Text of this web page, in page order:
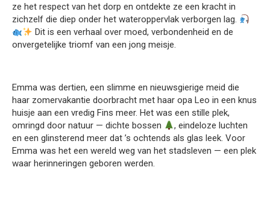
ze het respect van het dorp en ontdekte ze een kracht in
zichzelf die diep onder het wateroppervlak verborgen lag.
Dit is een verhaal over moed, verbondenheid en de
onvergetelijke triomf van een jong meisje.
Emma was dertien, een slimme en nieuwsgierige meid die
haar zomervakantie doorbracht met haar opa Leo in een knus
huisje aan een vredig Fins meer. Het was een stille plek,
omringd door natuur — dichte bossen
, eindeloze luchten
en een glinsterend meer dat ’s ochtends als glas leek. Voor
Emma was het een wereld weg van het stadsleven — een plek
waar herinneringen geboren werden.